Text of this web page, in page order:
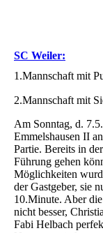
SC Weiler:
1.Mannschaft mit
2.Mannschaft mit
Am Sonntag, d.
Emmelshausen II
Partie. Bereits in
Führung gehen
Möglichkeiten
der Gastgeber, sie
10.Minute. Aber
nicht besser,
Fabi Helbach